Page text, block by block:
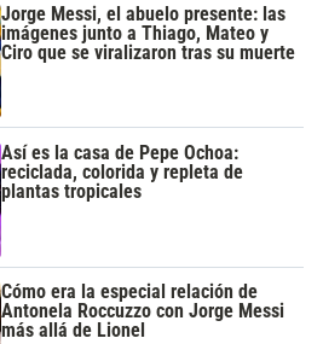
Jorge Messi, el abuelo presente: las
imágenes junto a Thiago, Mateo y
Ciro que se viralizaron tras su muerte
Así es la casa de Pepe Ochoa:
reciclada, colorida y repleta de
plantas tropicales
Cómo era la especial relación de
Antonela Roccuzzo con Jorge Messi
más allá de Lionel